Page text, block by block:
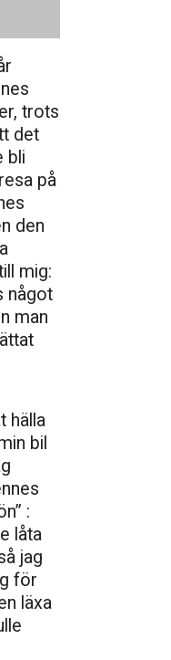
trots
det
bli
på
den
mig:
något
man
hälla
bil
:
låta
jag
för
läxa